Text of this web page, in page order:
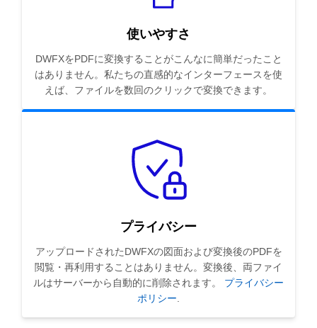
使いやすさ
DWFXをPDFに変換することがこんなに簡単だったこと
はありません。私たちの直感的なインターフェースを使
えば、ファイルを数回のクリックで変換できます。
プライバシー
アップロードされたDWFXの図面および変換後のPDFを
閲覧・再利用することはありません。変換後、両ファイ
ルはサーバーから自動的に削除されます。 プライバシー
ポリシー.